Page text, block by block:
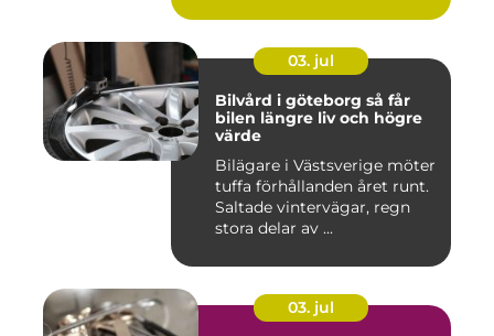
03. jul
Bilvård i göteborg så får
bilen längre liv och högre
värde
Bilägare i Västsverige möter
tuffa förhållanden året runt.
Saltade vintervägar, regn
stora delar av ...
03. jul